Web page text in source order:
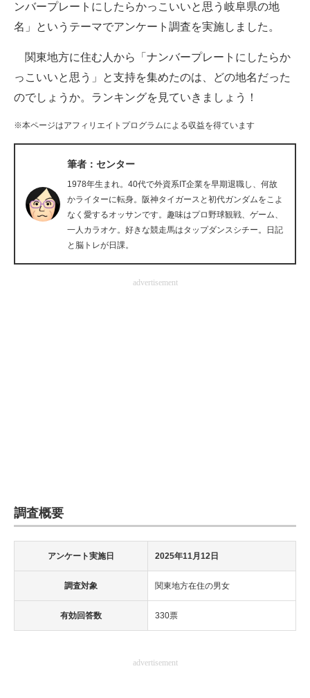
ビジネスと働き方のヒント
経営リーダーのコミュニティ
マーケ×ITの今がよく分かる
ITエンジニア向け専門サイト
企業向けIT製品の総合サイト
IT製品の技術・比較・事例
製造業のIT導入・活用を支援
ンバープレートにしたらかっこいいと思う岐阜県の地
名」というテーマでアンケート調査を実施しました。
関東地方に住む人から「ナンバープレートにしたらか
っこいいと思う」と支持を集めたのは、どの地名だった
のでしょうか。ランキングを見ていきましょう！
※本ページはアフィリエイトプログラムによる収益を得ています
筆者：センター
1978年生まれ。40代で外資系IT企業を早期退職し、何故
かライターに転身。阪神タイガースと初代ガンダムをこよ
なく愛するオッサンです。趣味はプロ野球観戦、ゲーム、
一人カラオケ。好きな競走馬はタップダンスシチー。日記
と脳トレが日課。
advertisement
調査概要
アンケート実施日 2025年11月12日
調査対象 関東地方在住の男女
有効回答数 330票
advertisement